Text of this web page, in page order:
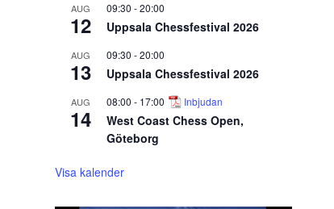
AUG
12
09:30 -20:00
Uppsala Chessfestival 2026
AUG
13
09:30 -20:00
Uppsala Chessfestival 2026
AUG
14
08:00 - 17:00 Inbjudan
West Coast Chess Open,
Göteborg
Visa kalender